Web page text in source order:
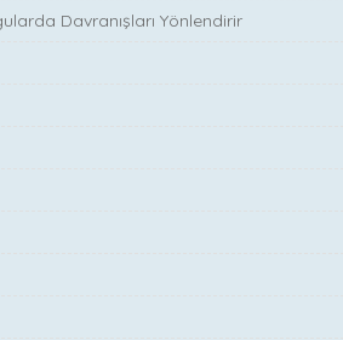
Davranışları Yönlendirir